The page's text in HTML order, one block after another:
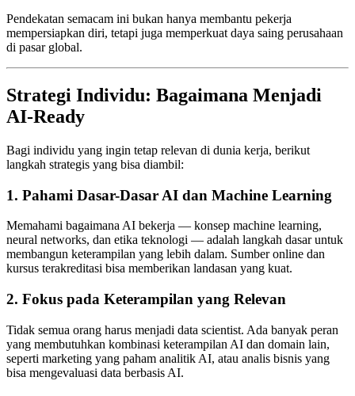
Pendekatan semacam ini bukan hanya membantu pekerja
mempersiapkan diri, tetapi juga memperkuat daya saing perusahaan
di pasar global.
Strategi Individu: Bagaimana Menjadi
AI-Ready
Bagi individu yang ingin tetap relevan di dunia kerja, berikut
langkah strategis yang bisa diambil:
1. Pahami Dasar-Dasar AI dan Machine Learning
Memahami bagaimana AI bekerja — konsep machine learning,
neural networks, dan etika teknologi — adalah langkah dasar untuk
membangun keterampilan yang lebih dalam. Sumber online dan
kursus terakreditasi bisa memberikan landasan yang kuat.
2. Fokus pada Keterampilan yang Relevan
Tidak semua orang harus menjadi data scientist. Ada banyak peran
yang membutuhkan kombinasi keterampilan AI dan domain lain,
seperti marketing yang paham analitik AI, atau analis bisnis yang
bisa mengevaluasi data berbasis AI.